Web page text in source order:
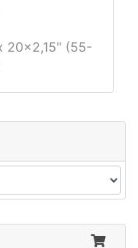
20x2,15" (55-